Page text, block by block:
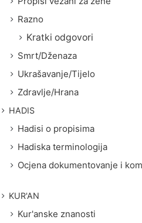
Razno
Kratki odgovori
Smrt/Dženaza
Ukrašavanje/Tijelo
Zdravlje/Hrana
HADIS
Hadisi o propisima
Hadiska terminologija
Ocjena dokumentovanje i
KUR'AN
Kur'anske znanosti